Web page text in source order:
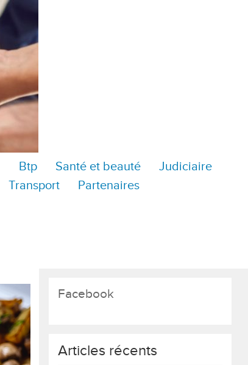
Btp Santé et beauté
Judiciaire
Transport Partenaires
Facebook
Articles récents